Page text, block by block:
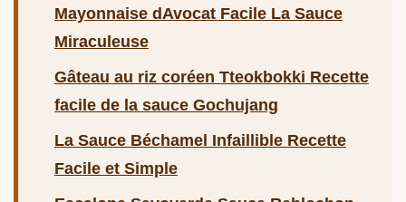
Mayonnaise dAvocat Facile La Sauce
Miraculeuse
Gâteau au riz coréen Tteokbokki Recette
facile de la sauce Gochujang
La Sauce Béchamel Infaillible Recette
Facile et Simple